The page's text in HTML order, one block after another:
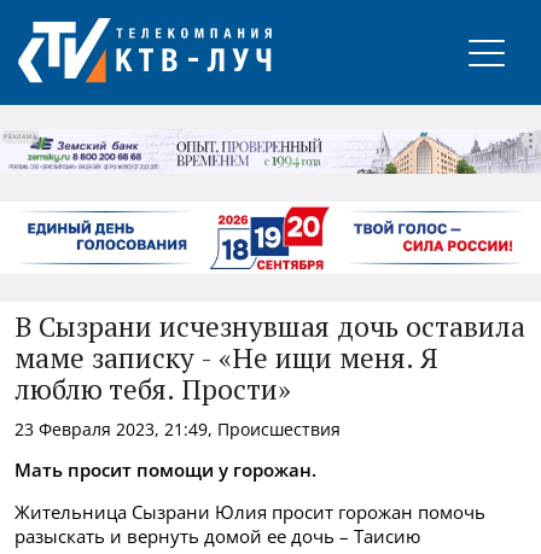
РЕКЛАМА
В Сызрани исчезнувшая дочь оставила
маме записку - «Не ищи меня. Я
люблю тебя. Прости»
23 Февраля 2023, 21:49, Происшествия
Мать просит помощи у горожан.
Жительница Сызрани Юлия просит горожан помочь
разыскать и вернуть домой ее дочь – Таисию